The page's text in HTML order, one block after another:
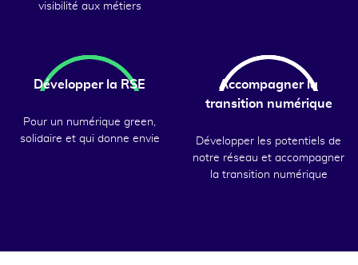
visibilité aux métiers
Développer la RSE
Pour un numérique green,
solidaire et qui donne envie
Accompagner la
transition numérique
Développer les potentiels de
notre réseau et accompagner
la transition numérique